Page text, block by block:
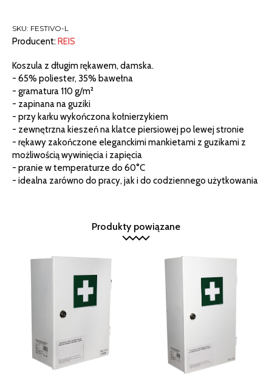
SKU: FESTIVO-L
Producent:REIS
Koszula z długim rękawem, damska.
- 65% poliester, 35% bawełna
- gramatura 110 g/m²
- zapinana na guziki
- przy karku wykończona kołnierzykiem
- zewnętrzna kieszeń na klatce piersiowej po lewej stronie
- rękawy zakończone eleganckimi mankietami z guzikami z
możliwością wywinięcia i zapięcia
- pranie w temperaturze do 60°C
- idealna zarówno do pracy, jak i do codziennego użytkowania
Produkty powiązane